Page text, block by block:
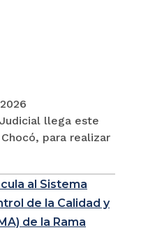
llega este
para realizar
al Sistema
de la Calidad y
de la Rama